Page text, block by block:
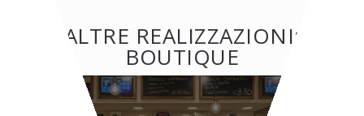
ALTRE REALIZZAZIONI:
BOUTIQUE